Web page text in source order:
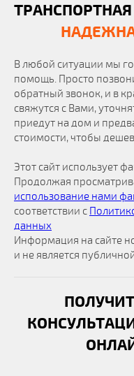
В любой ситуации мы
помощь. Просто
обратный звонок, и в
свяжутся с Вами,
приедут на дом и
стоимости, чтобы
Этот сайт использует
Продолжая
использование нами
соответствии с
данных
Информация на сайте
и не является